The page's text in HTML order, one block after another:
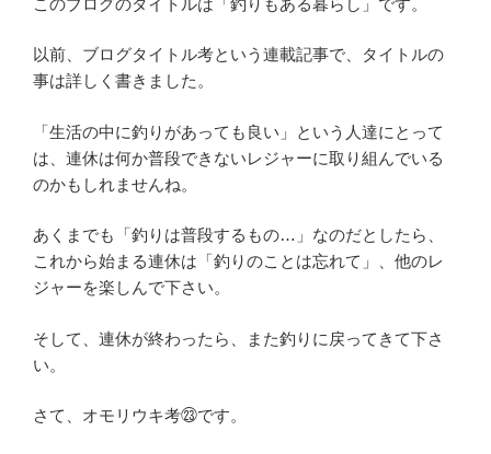
以前、ブログタイトル考という連載記事で、タイトルの
事は詳しく書きました。
「生活の中に釣りがあっても良い」という人達にとって
は、連休は何か普段できないレジャーに取り組んでいる
のかもしれませんね。
あくまでも「釣りは普段するもの…」なのだとしたら、
これから始まる連休は「釣りのことは忘れて」、他のレ
ジャーを楽しんで下さい。
そして、連休が終わったら、また釣りに戻ってきて下さ
い。
さて、オモリウキ考㉓です。